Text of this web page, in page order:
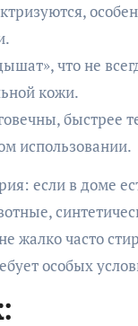
что не
кожи.
быстрее
использовании.
если в доме
жалко часто
особых